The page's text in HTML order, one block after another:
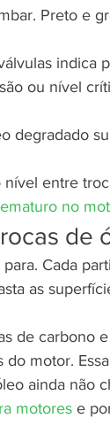
Preto e
indica
ou nível
degradado
entre
no
de
Cada
as
de carbono
motor.
ainda não
motores e